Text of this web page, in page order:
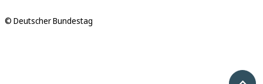
© Deutscher Bundestag